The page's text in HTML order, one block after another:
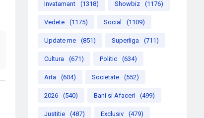
Invatamant (1318) Showbiz (1176)
Vedete (1175) Social (1109)
Update me (851) Superliga (711)
Cultura (671) Politic (634)
Arta (604) Societate (552)
2026 (540) Bani si Afaceri (499)
Justitie (487) Exclusiv (479)